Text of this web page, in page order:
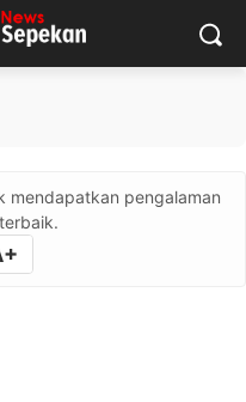
mendapatkan pengalaman